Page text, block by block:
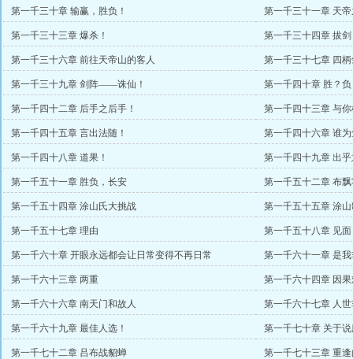
第一千三十章 输赢，胜负！ 第一千三十一章 天
第一千三十三章 爆杀！ 第一千三十四章 拔剑
第一千三十六章 前往天帝山的客人 第一千三十七章 四柄
第一千三十九章 剑阵——诛仙！ 第一千四十章 胜？负
第一千四十二章 后手之后手！ 第一千四十三章 与
第一千四十五章 言出法随！ 第一千四十六章 谁
第一千四十八章 道果！ 第一千四十九章 出
第一千五十一章 胜负，长安 第一千五十二章 布
第一千五十四章 涂山氏大挑战 第一千五十五章 涂山
第一千五十七章 理由 第一千五十八章 见面
第一千六十章 开眼永远都会让日常变得不再日常 第一千六十一章 是
第一千六十三章 两重 第一千六十四章 因
第一千六十六章 南天门和故人 第一千六十七章 人
第一千六十九章 最佳人选！ 第一千七十章 关于
第一千七十二章 吕布战貂蝉 第一千七十三章 重